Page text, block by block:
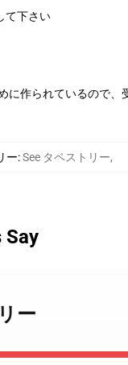
て下さい
作られているので
ー:See タペストリー,
Say
ー